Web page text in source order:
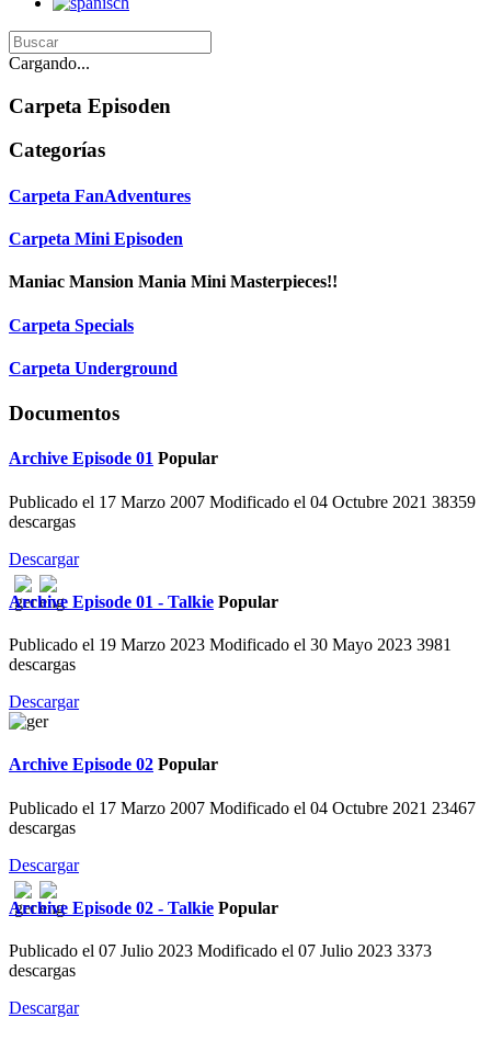
Cargando...
Carpeta Episoden
Categorías
Carpeta FanAdventures
Carpeta Mini Episoden
Maniac Mansion Mania Mini Masterpieces!!
Carpeta Specials
Carpeta Underground
Documentos
Archive Episode 01 Popular
Publicado el 17 Marzo 2007 Modificado el 04 Octubre 2021 38359
descargas
Descargar
Archive Episode 01 - Talkie Popular
Publicado el 19 Marzo 2023 Modificado el 30 Mayo 2023 3981
descargas
Descargar
Archive Episode 02 Popular
Publicado el 17 Marzo 2007 Modificado el 04 Octubre 2021 23467
descargas
Descargar
Archive Episode 02 - Talkie Popular
Publicado el 07 Julio 2023 Modificado el 07 Julio 2023 3373
descargas
Descargar